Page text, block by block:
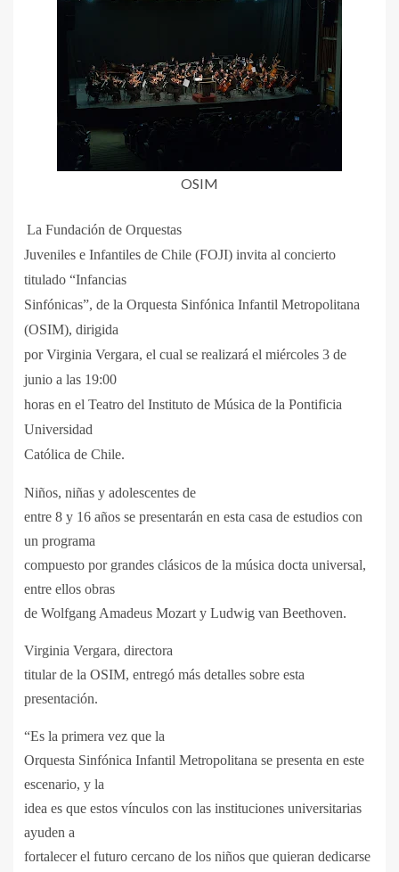
OSIM
La Fundación de Orquestas
Juveniles e Infantiles de Chile (FOJI) invita al concierto
titulado “Infancias
Sinfónicas”, de la Orquesta Sinfónica Infantil Metropolitana
(OSIM), dirigida
por Virginia Vergara, el cual se realizará el miércoles 3 de
junio a las 19:00
horas en el Teatro del Instituto de Música de la Pontificia
Universidad
Católica de Chile.
Niños, niñas y adolescentes de
entre 8 y 16 años se presentarán en esta casa de estudios con
un programa
compuesto por grandes clásicos de la música docta universal,
entre ellos obras
de Wolfgang Amadeus Mozart y Ludwig van Beethoven.
Virginia Vergara, directora
titular de la OSIM, entregó más detalles sobre esta
presentación.
“Es la primera vez que la
Orquesta Sinfónica Infantil Metropolitana se presenta en este
escenario, y la
idea es que estos vínculos con las instituciones universitarias
ayuden a
fortalecer el futuro cercano de los niños que quieran dedicarse